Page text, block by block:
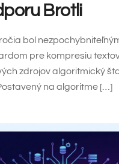
Brotli
bol
pre kompresiu
zdrojov algoritmický
na algoritme […]